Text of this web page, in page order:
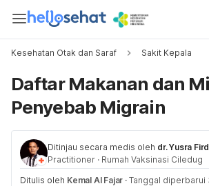
Kesehatan Otak dan Saraf Sakit Kepala
Daftar Makanan dan
Penyebab Migrain
Ditinjau secara medis oleh dr. Yusra
Practitioner · Rumah Vaksinasi Ciledug
Ditulis oleh Kemal Al Fajar · Tanggal diperbarui